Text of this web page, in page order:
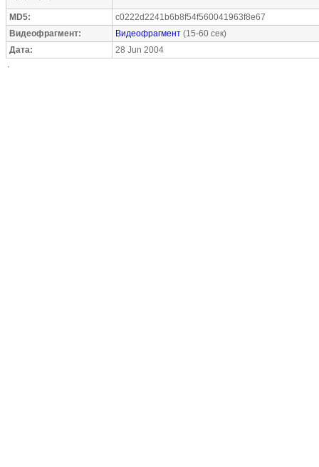
MD5:
c0222d2241b6b8f54f560041963f8e67
Видеофрагмент:
Видеофрагмент (15-60 сек)
Дата:
28 Jun 2004